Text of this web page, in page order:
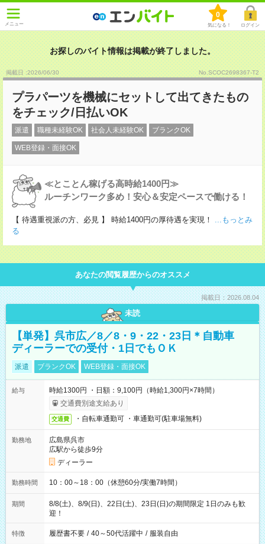
メニュー
0
気になる！ ログイン
お探しのバイト情報は掲載が終了しました。
掲載日 :2026/06/30 No.SCOC2698367-T2
プラパーツを機械にセットして出てきたもの
をチェック/日払いOK
派遣 職種未経験OK 社会人未経験OK ブランクOK
WEB登録・面接OK
≪とことん稼げる高時給1400円≫
ルーチンワーク多め！安心＆安定ペースで働ける！
【 待遇重視派の方、必見 】 時給1400円の厚待遇を実現！
...もっとみ
る
あなたの閲覧履歴からのオススメ
掲載日：2026.08.04
未読
【単発】呉市広／8／8・9・22・23日＊自動車
ディーラーでの受付・1日でもＯＫ
派遣 ブランクOK WEB登録・面接OK
給与
時給1300円 ・日額：9,100円（時給1,300円×7時間）
交通費別途支給あり
交通費 ・自転車通勤可 ・車通勤可(駐車場無料)
勤務地
広島県呉市
広駅から徒歩9分
ディーラー
勤務時間 10：00～18：00（休憩60分/実働7時間）
期間
8/8(土)、8/9(日)、22日(土)、23日(日)の期間限定 1日のみも歓
迎！
特徴 履歴書不要 / 40～50代活躍中 / 服装自由